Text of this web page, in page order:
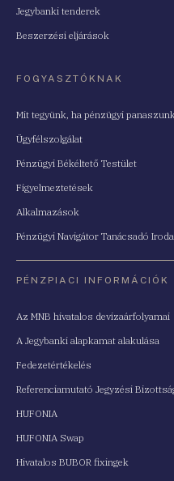
Jegybanki tenderek
Beszerzési eljárások
FOGYASZTÓKNAK
Mit tegyünk, ha pénzügyi
Ügyfélszolgálat
Pénzügyi Békéltető Testület
Figyelmeztetések
Alkalmazások
Pénzügyi Navigátor Tanácsadó
PÉNZPIACI INFORMÁCIÓK
Az MNB hivatalos devizaárfolyamai
A Jegybanki alapkamat alakulása
Fedezetértékelés
Referenciamutató Jegyzési
HUFONIA
HUFONIA Swap
Hivatalos BUBOR fixingek